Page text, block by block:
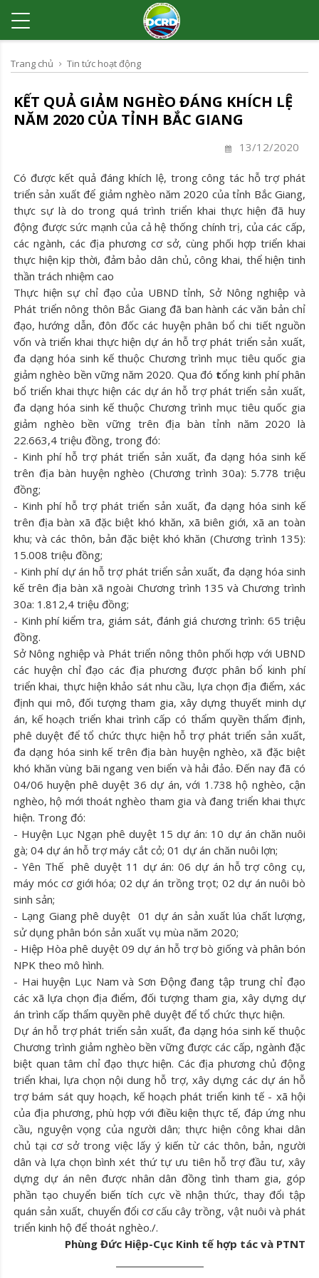
Trang chủ Tin tức hoạt động
KẾT QUẢ GIẢM NGHÈO ĐÁNG KHÍCH LỆ
NĂM 2020 CỦA TỈNH BẮC GIANG
13/12/2020
Có được kết quả đáng khích lệ, trong công tác hỗ trợ phát
triển sản xuất để giảm nghèo năm 2020 của tỉnh Bắc Giang,
thực sự là do trong quá trình triển khai thực hiện đã huy
động được sức mạnh của cả hệ thống chính trị, của các cấp,
các ngành, các địa phương cơ sở, cùng phối hợp triển khai
thực hiện kịp thời, đảm bảo dân chủ, công khai, thể hiện tinh
thần trách nhiệm cao
Thực hiện sự chỉ đạo của UBND tỉnh, Sở Nông nghiệp và
Phát triển nông thôn Bắc Giang đã ban hành các văn bản chỉ
đạo, hướng dẫn, đôn đốc các huyện phân bổ chi tiết nguồn
vốn và triển khai thực hiện dự án hỗ trợ phát triển sản xuất,
đa dạng hóa sinh kế thuộc Chương trình mục tiêu quốc gia
giảm nghèo bền vững năm 2020. Qua đó tổng kinh phí phân
bổ triển khai thực hiện các dự án hỗ trợ phát triển sản xuất,
đa dạng hóa sinh kế thuộc Chương trình mục tiêu quốc gia
giảm nghèo bền vững trên địa bàn tỉnh năm 2020 là
22.663,4 triệu đồng, trong đó:
- Kinh phí hỗ trợ phát triển sản xuất, đa dạng hóa sinh kế
trên địa bàn huyện nghèo (Chương trình 30a): 5.778 triệu
đồng;
- Kinh phí hỗ trợ phát triển sản xuất, đa dạng hóa sinh kế
trên địa bàn xã đặc biệt khó khăn, xã biên giới, xã an toàn
khu; và các thôn, bản đặc biệt khó khăn (Chương trình 135):
15.008 triệu đồng;
- Kinh phí dự án hỗ trợ phát triển sản xuất, đa dạng hóa sinh
kế trên địa bàn xã ngoài Chương trình 135 và Chương trình
30a: 1.812,4 triệu đồng;
- Kinh phí kiểm tra, giám sát, đánh giá chương trình: 65 triệu
đồng.
Sở Nông nghiệp và Phát triển nông thôn phối hợp với UBND
các huyện chỉ đạo các địa phương được phân bổ kinh phí
triển khai, thực hiện khảo sát nhu cầu, lựa chọn địa điểm, xác
định qui mô, đối tượng tham gia, xây dựng thuyết minh dự
án, kế hoạch triển khai trình cấp có thẩm quyền thẩm định,
phê duyệt để tổ chức thực hiện hỗ trợ phát triển sản xuất,
đa dạng hóa sinh kế trên địa bàn huyện nghèo, xã đặc biệt
khó khăn vùng bãi ngang ven biển và hải đảo. Đến nay đã có
04/06 huyện phê duyệt 36 dự án, với 1.738 hộ nghèo, cận
nghèo, hộ mới thoát nghèo tham gia và đang triển khai thực
hiện. Trong đó:
- Huyện Lục Ngạn phê duyệt 15 dự án: 10 dự án chăn nuôi
gà; 04 dự án hỗ trợ máy cắt cỏ; 01 dự án chăn nuôi lợn;
- Yên Thế phê duyệt 11 dự án: 06 dự án hỗ trợ công cụ,
máy móc cơ giới hóa; 02 dự án trồng trọt; 02 dự án nuôi bò
sinh sản;
- Lạng Giang phê duyệt 01 dự án sản xuất lúa chất lượng,
sử dụng phân bón sản xuất vụ mùa năm 2020;
- Hiệp Hòa phê duyệt 09 dự án hỗ trợ bò giống và phân bón
NPK theo mô hình.
- Hai huyện Lục Nam và Sơn Động đang tập trung chỉ đạo
các xã lựa chọn địa điểm, đối tượng tham gia, xây dựng dự
án trình cấp thẩm quyền phê duyệt để tổ chức thực hiện.
Dự án hỗ trợ phát triển sản xuất, đa dạng hóa sinh kế thuộc
Chương trình giảm nghèo bền vững được các cấp, ngành đặc
biệt quan tâm chỉ đạo thực hiện. Các địa phương chủ động
triển khai, lựa chọn nội dung hỗ trợ, xây dựng các dự án hỗ
trợ bám sát quy hoạch, kế hoạch phát triển kinh tế - xã hội
của địa phương, phù hợp với điều kiện thực tế, đáp ứng nhu
cầu, nguyện vọng của người dân; thực hiện công khai dân
chủ tại cơ sở trong việc lấy ý kiến từ các thôn, bản, người
dân và lựa chọn bình xét thứ tự ưu tiên hỗ trợ đầu tư, xây
dựng dự án nên được nhân dân đồng tình tham gia, góp
phần tạo chuyển biến tích cực về nhận thức, thay đổi tập
quán sản xuất, chuyển đổi cơ cấu cây trồng, vật nuôi và phát
triển kinh hộ để thoát nghèo./.
Phùng Đức Hiệp-Cục Kinh tế hợp tác và PTNT